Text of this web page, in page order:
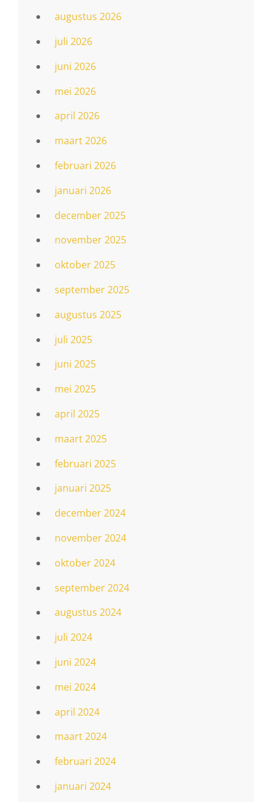
augustus 2026
juli 2026
juni 2026
mei 2026
april 2026
maart 2026
februari 2026
januari 2026
december 2025
november 2025
oktober 2025
september 2025
augustus 2025
juli 2025
juni 2025
mei 2025
april 2025
maart 2025
februari 2025
januari 2025
december 2024
november 2024
oktober 2024
september 2024
augustus 2024
juli 2024
juni 2024
mei 2024
april 2024
maart 2024
februari 2024
januari 2024